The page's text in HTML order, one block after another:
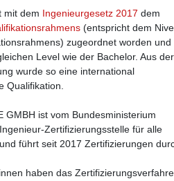
mit dem Ingenieurgesetz 2017 dem
(entspricht dem
zugeordnet worden und
Level wie der Bachelor. Aus der
wurde so eine international
Qualifikation.
GMBH ist vom Bundesministerium
Zertifizierungsstelle für alle
führt seit 2017 Zertifizierungen
haben das